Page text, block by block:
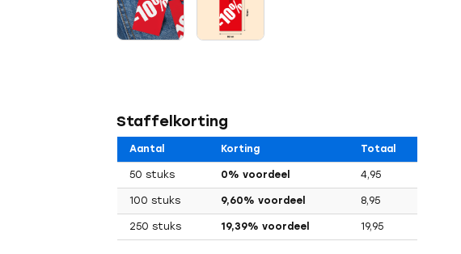
Staffelkorting
Aantal Korting Totaal
50 stuks 0% voordeel 4,95
100 stuks 9,60% voordeel 8,95
250 stuks 19,39% voordeel 19,95